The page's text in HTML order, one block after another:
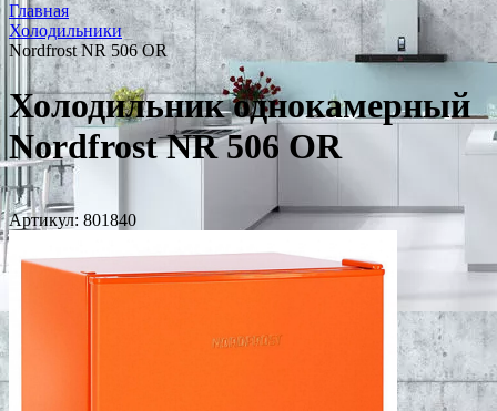
Главная
Холодильники
Nordfrost NR 506 OR
Холодильник однокамерный
Nordfrost NR 506 OR
Артикул: 801840